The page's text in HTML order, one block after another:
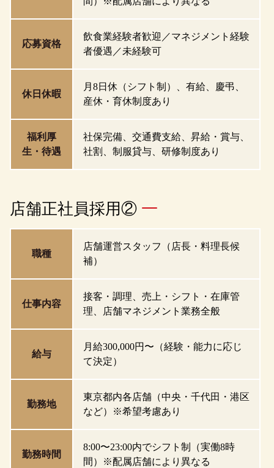
応募資格
飲食業経験者歓迎／マネジメント経験
者優遇／未経験可
休日休暇
月8日休（シフト制）、有給、慶弔、
産休・育休制度あり
福利厚
生・待遇
社保完備、交通費支給、昇給・賞与、
社割、制服貸与、研修制度あり
店舗正社員採用②
職種
店舗運営スタッフ（店長・料理長候
補）
仕事内容
接客・調理、売上・シフト・在庫管
理、店舗マネジメント業務全般
給与
月給300,000円〜（経験・能力に応じ
て決定）
勤務地
東京都内各店舗（中央・千代田・港区
など）※希望考慮あり
勤務時間
8:00〜23:00内でシフト制（実働8時
間）※配属店舗により異なる